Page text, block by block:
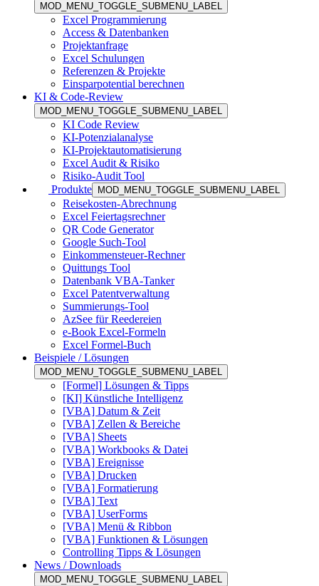
MOD_MENU_TOGGLE_SUBMENU_LABEL
Excel Programmierung
Access & Datenbanken
Projektanfrage
Excel Schulungen
Referenzen & Projekte
Einsparpotential berechnen
KI & Code-Review
MOD_MENU_TOGGLE_SUBMENU_LABEL
KI Code Review
KI-Potenzialanalyse
KI-Projektautomatisierung
Excel Audit & Risiko
Risiko-Audit Tool
Produkte
MOD_MENU_TOGGLE_SUBMENU_LABEL
Reisekosten-Abrechnung
Excel Feiertagsrechner
QR Code Generator
Google Such-Tool
Einkommensteuer-Rechner
Quittungs Tool
Datenbank VBA-Tanker
Excel Patentverwaltung
Summierungs-Tool
AzSee für Reedereien
e-Book Excel-Formeln
Excel Formel-Buch
Beispiele / Lösungen
MOD_MENU_TOGGLE_SUBMENU_LABEL
[Formel] Lösungen & Tipps
[KI] Künstliche Intelligenz
[VBA] Datum & Zeit
[VBA] Zellen & Bereiche
[VBA] Sheets
[VBA] Workbooks & Datei
[VBA] Ereignisse
[VBA] Drucken
[VBA] Formatierung
[VBA] Text
[VBA] UserForms
[VBA] Menü & Ribbon
[VBA] Funktionen & Lösungen
Controlling Tipps & Lösungen
News / Downloads
MOD_MENU_TOGGLE_SUBMENU_LABEL